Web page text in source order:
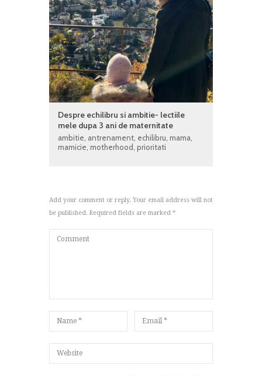
Despre echilibru si ambitie- lectiile
mele dupa 3 ani de maternitate
ambitie antrenament echilibru mama
mamicie motherhood prioritati
Add your comment or reply. Your email address will not
be published. Required fields are marked *